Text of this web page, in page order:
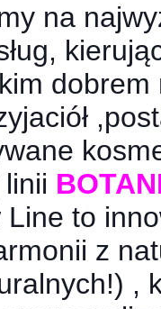
na
dobrem
to
z
,